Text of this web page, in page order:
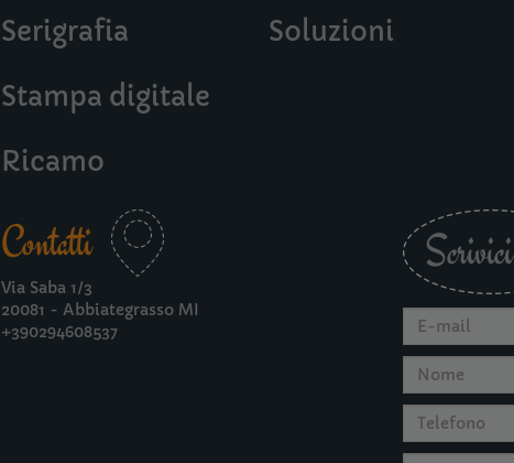
Serigrafia
Stampa digitale
Ricamo
Soluzioni
Contatti
Via Saba 1/3
20081 - Abbiategrasso MI
+390294608537
Scrivici